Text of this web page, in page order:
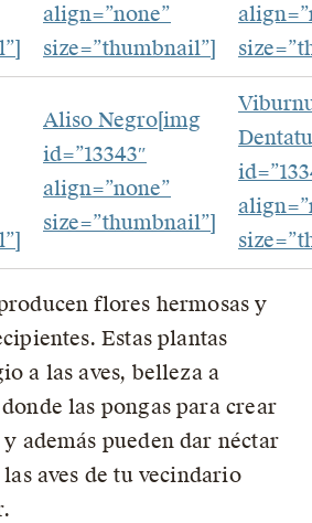
align=”none”
size=”thumbnail”]
Aliso Negro[img
id=”13343″
align=”none”
size=”thumbnail”]
flores hermosas y
Estas plantas
a las aves, belleza a
las pongas para crear
además pueden dar néctar
aves de tu vecindario